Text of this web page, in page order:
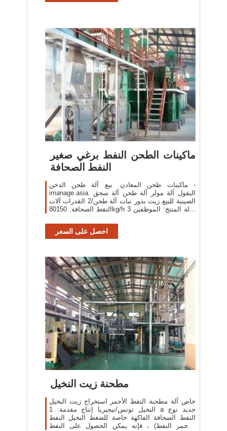
ماكينات الطحن النفط برغي صغير
النفط الصحافة
ماكينات طحن المعادن. بيع آلة طحن الدخن -
imanage.asia. البقول آلة مولر آلة طحن آلة سحق
الصينية للبيع زيت بذور نبات آلة طحن/2 القدرات آلات
النفط الصحافة: 80150kg/h 3 حالة المنتج: الموظفين
احصل على السعر
مطحنة زيت النخيل
خاص آلة مطحنة النفط الأحمر استخراج زيت النخيل
النخيل تونس/نيجيريا إنتاج مقدمة: 1 a جديد نوع
النفط الصحافة الفاكهة خاصة للضغط النخيل النفط
(الأحمر النفط) ، فإنه يمكن الحصول على النفط